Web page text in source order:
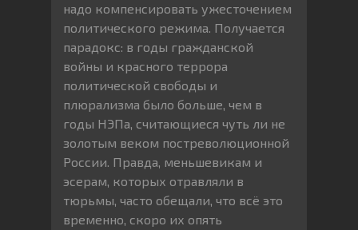
надо компенсировать ужесточением
политического режима. Получается
парадокс: в годы гражданской
войны и красного террора
политической свободы и
плюрализма было больше, чем в
годы НЭПа, считающиеся чуть ли не
золотым веком постреволюционной
России. Правда, меньшевикам и
эсерам, которых отравляли в
тюрьмы, часто обещали, что всё это
временно, скоро их опять